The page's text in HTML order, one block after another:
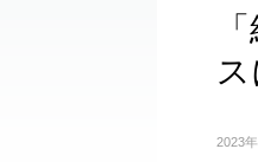
2023